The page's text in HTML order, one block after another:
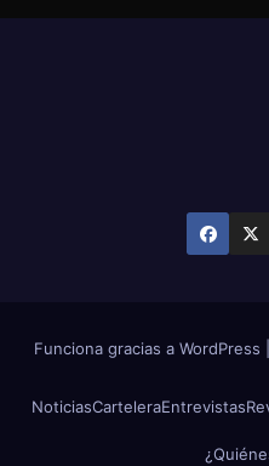
Funciona gracias a WordPress
NoticiasCarteleraEntrevistas